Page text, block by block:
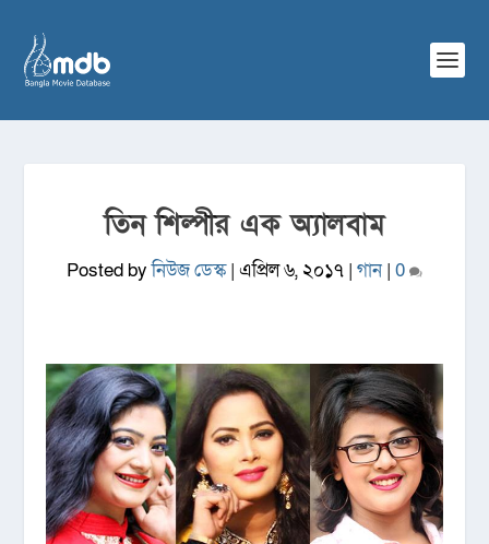
তিন শিল্পীর এক অ্যালবাম
Posted byনিউজ ডেস্ক| এপ্রিল ৬, ২০১৭ | গান| 0